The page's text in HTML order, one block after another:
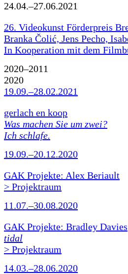
24.04.–27.06.2021
26. Videokunst Förderpreis
Branka Čolić, Jens Pecho,
In Kooperation mit dem
2020–2011
2020
19.09.–28.02.2021
gerlach en koop
Was machen Sie um zwei?
Ich schlafe.
19.09.–20.12.2020
GAK Projekte: Alex Beriault
> Projektraum
11.07.–30.08.2020
GAK Projekte: Bradley Davies
tidal
> Projektraum
14.03.–28.06.2020